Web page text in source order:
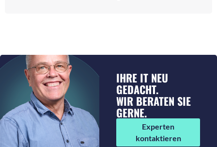
IHRE IT NEU
GEDACHT.
WIR BERATEN SIE
GERNE.
Experten
kontaktieren